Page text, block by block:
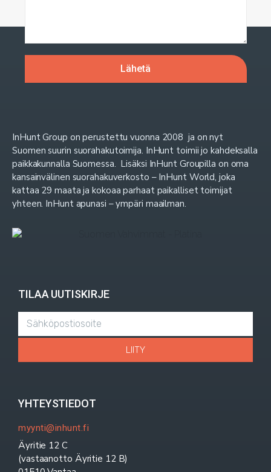
InHunt Group on perustettu vuonna 2008 ja on nyt
Suomen suurin suorahakutoimija. InHunt toimii jo kahdeksalla
paikkakunnalla Suomessa. Lisäksi InHunt Groupilla on oma
kansainvälinen suorahakuverkosto – InHunt World, joka
kattaa 29 maata ja kokoaa parhaat paikalliset toimijat
yhteen. InHunt apunasi – ympäri maailman.
TILAA UUTISKIRJE
LIITY
YHTEYSTIEDOT
myynti@inhunt.fi
Äyritie 12 C
(vastaanotto Äyritie 12 B)